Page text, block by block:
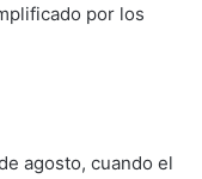
por los
agosto, cuando el